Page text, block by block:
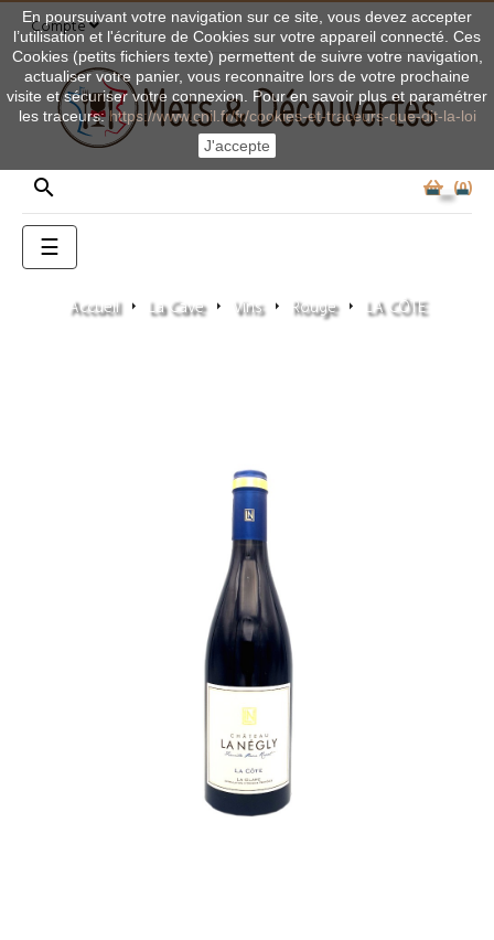
Compte
 0
Basculer
la
navigation
☰
Accueil La Cave Vins Rouge LA CÔTE
En poursuivant votre navigation sur ce site, vous devez accepter
l’utilisation et l'écriture de Cookies sur votre appareil connecté. Ces
Cookies (petits fichiers texte) permettent de suivre votre navigation,
actualiser votre panier, vous reconnaitre lors de votre prochaine
visite et sécuriser votre connexion. Pour en savoir plus et paramétrer
les traceurs: https://www.cnil.fr/fr/cookies-et-traceurs-que-dit-la-loi
J'accepte